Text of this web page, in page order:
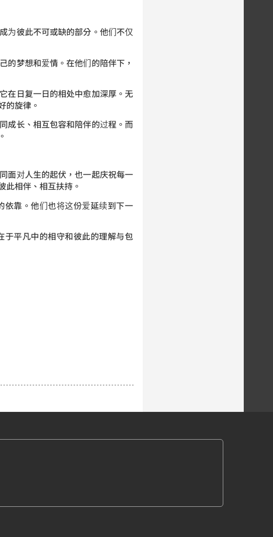
为彼此不可或缺的部分。他们不仅
的梦想和爱情。在他们的陪伴下，
在日复一日的相处中愈加深厚。无
的旋律。
成长、相互包容和陪伴的过程。而
面对人生的起伏，也一起庆祝每一
此相伴、相互扶持。
靠。他们也将这份爱延续到下一
平凡中的相守和彼此的理解与包